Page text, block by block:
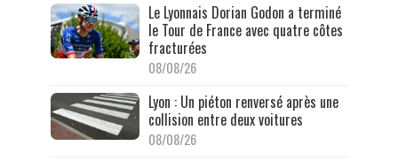
Le Lyonnais Dorian Godon a terminé
le Tour de France avec quatre côtes
fracturées
08/08/26
Lyon : Un piéton renversé après une
collision entre deux voitures
08/08/26